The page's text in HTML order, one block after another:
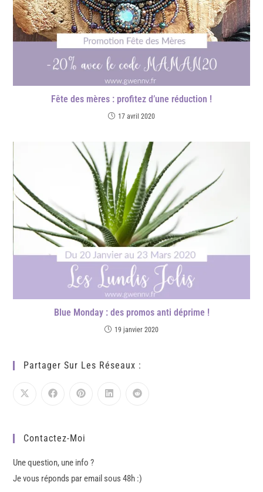
Fête des mères : profitez d’une réduction !
17 avril 2020
Blue Monday : des promos anti déprime !
19 janvier 2020
Partager Sur Les Réseaux :
Contactez-Moi
Une question, une info ?
Je vous réponds par email sous 48h :)